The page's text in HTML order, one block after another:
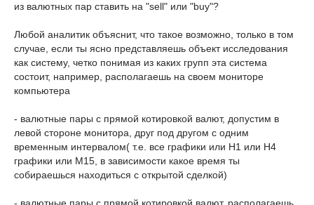
из валютных пар ставить на "sell" или "buy"?
Любой аналитик объяснит, что такое возможно, только в том
случае, если ты ясно представляешь объект исследования
как систему, четко понимая из каких групп эта система
состоит, например, располагаешь на своем мониторе
компьютера
- валютные пары с прямой котировкой валют, допустим в
левой стороне монитора, друг под другом с одним
временным интервалом( т.е. все графики или H1 или H4
графики или M15, в зависимости какое время ты
собираешься находиться с открытой сделкой)